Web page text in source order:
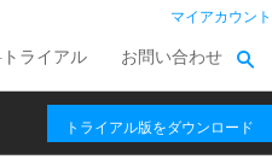
マイアカウント
ライアル お問い合わせ
トライアル版をダウンロード